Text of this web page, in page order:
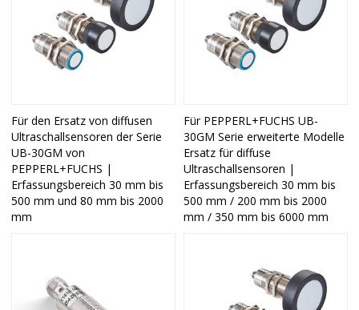
Für den Ersatz von diffusen
Ultraschallsensoren der Serie
UB-30GM von
PEPPERL+FUCHS |
Erfassungsbereich 30 mm bis
500 mm und 80 mm bis 2000
mm
Für PEPPERL+FUCHS UB-
30GM Serie erweiterte Modelle
Ersatz für diffuse
Ultraschallsensoren |
Erfassungsbereich 30 mm bis
500 mm / 200 mm bis 2000
mm / 350 mm bis 6000 mm